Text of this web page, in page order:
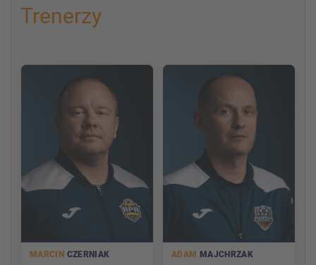
Trenerzy
MARCIN CZERNIAK ADAM MAJCHRZAK